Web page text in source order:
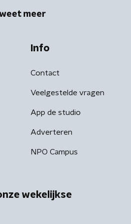
meer
Info
Contact
Veelgestelde vragen
App de studio
Adverteren
NPO Campus
wekelijkse